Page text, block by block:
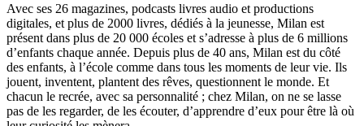
Avec ses 26 magazines, podcasts livres audio et productions
digitales, et plus de 2000 livres, dédiés à la jeunesse, Milan est
présent dans plus de 20 000 écoles et s’adresse à plus de 6 millions
d’enfants chaque année. Depuis plus de 40 ans, Milan est du côté
des enfants, à l’école comme dans tous les moments de leur vie. Ils
jouent, inventent, plantent des rêves, questionnent le monde. Et
chacun le recrée, avec sa personnalité ; chez Milan, on ne se lasse
pas de les regarder, de les écouter, d’apprendre d’eux pour être là où